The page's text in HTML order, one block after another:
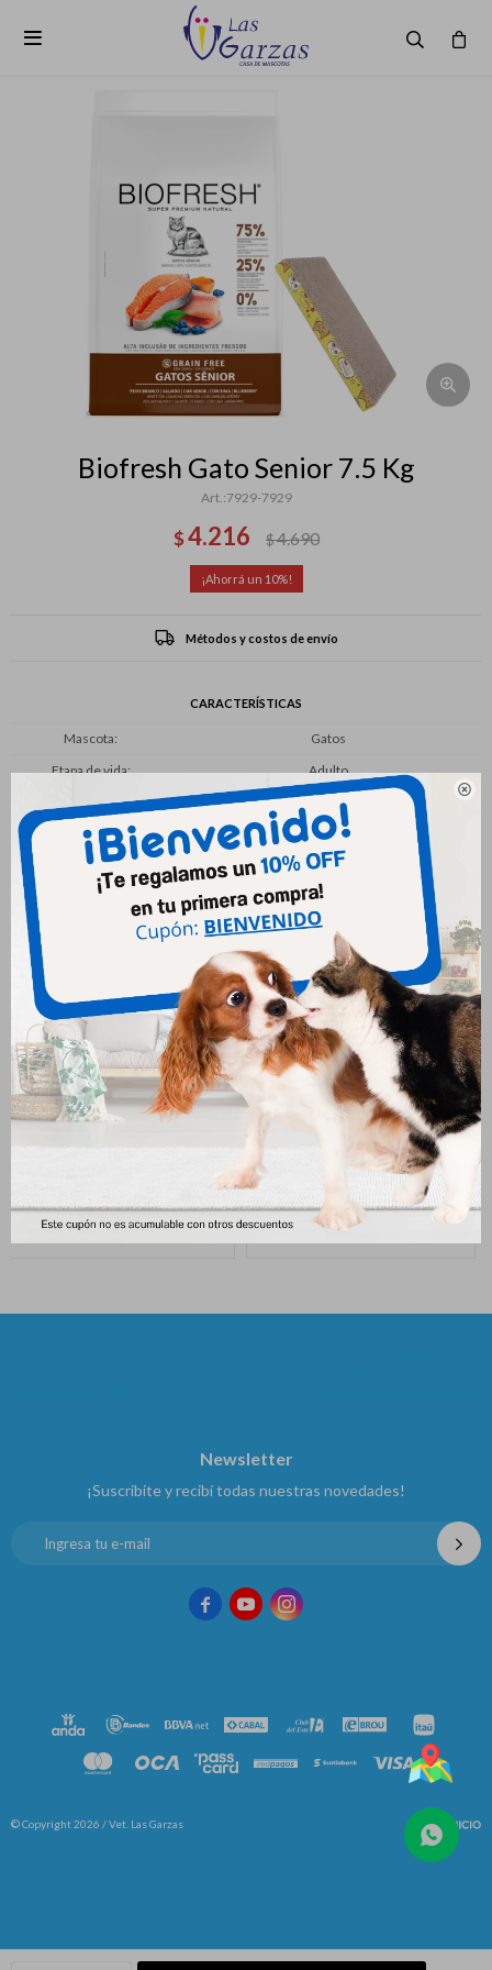


Biofresh Gato Senior 7.5 Kg
7929-7929
$4.216 $4.690
10
Métodos y costos de envío
CARACTERÍSTICAS
Mascota
Gatos
Etapa de vida
Adulto
Productos que te pueden interesar
$3.790
Equilibrio Perro Cachorro
$ 3.790
Newsletter
¡Suscribite y recibí todas nuestras novedades!
  
© Copyright 2026 / Vet. Las Garzas